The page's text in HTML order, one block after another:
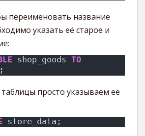
переименовать название
указать её старое и
shop_goods TO
просто указываем её
store_data;